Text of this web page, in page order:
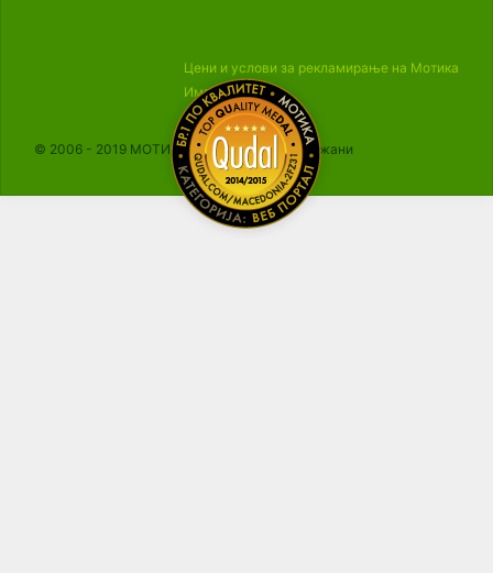
Цени и услови за рекламирање на Мотика
Импресум
© 2006 - 2019 МОТИКА, Сите права се задржани